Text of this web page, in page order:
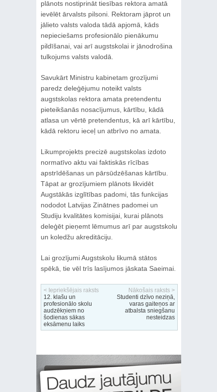
plānots nostiprināt tiesības rektora amatā
ievēlēt ārvalsts pilsoni. Rektoram jāprot un
jālieto valsts valoda tādā apjomā, kāds
nepieciešams profesionālo pienākumu
pildīšanai, vai arī augstskolai ir jānodrošina
tulkojums valsts valodā.
Savukārt Ministru kabinetam grozījumi
paredz deleģējumu noteikt valsts
augstskolas rektora amata pretendentu
pieteikšanās nosacījumus, kārtību, kādā
atlasa un vērtē pretendentus, kā arī kārtību,
kādā rektoru ieceļ un atbrīvo no amata.
Likumprojekts precizē augstskolas izdoto
normatīvo aktu vai faktiskās rīcības
apstrīdēšanas un pārsūdzēšanas kārtību.
Tāpat ar grozījumiem plānots likvidēt
Augstākās izglītības padomi, tās funkcijas
nododot Latvijas Zinātnes padomei un
Studiju kvalitātes komisijai, kurai plānots
deleģēt pieņemt lēmumus arī par augstskolu
un koledžu akreditāciju.
Lai grozījumi Augstskolu likumā stātos
spēkā, tie vēl trīs lasījumos jāskata Saeimai.
< Iepriekšējais raksts
12. klašu un
profesionālo skolu
audzēkņiem no
šodienas sākas
eksāmenu laiks
Nākošais raksts >
Studenti dzīvo neziņā,
varas gaiteņos ar
atbalsta sniegšanu
nesteidzas